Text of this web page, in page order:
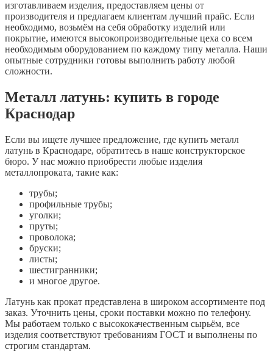
изготавливаем изделия, предоставляем цены от
производителя и предлагаем клиентам лучший прайс. Если
необходимо, возьмём на себя обработку изделий или
покрытие, имеются высокопроизводительные цеха со всем
необходимым оборудованием по каждому типу металла. Наши
опытные сотрудники готовы выполнить работу любой
сложности.
Металл латунь: купить в городе
Краснодар
Если вы ищете лучшее предложение, где купить металл
латунь в Краснодаре, обратитесь в наше конструкторское
бюро. У нас можно приобрести любые изделия
металлопроката, такие как:
трубы;
профильные трубы;
уголки;
пруты;
проволока;
бруски;
листы;
шестигранники;
и многое другое.
Латунь как прокат представлена в широком ассортименте под
заказ. Уточнить цены, сроки поставки можно по телефону.
Мы работаем только с высококачественным сырьём, все
изделия соответствуют требованиям ГОСТ и выполнены по
строгим стандартам.